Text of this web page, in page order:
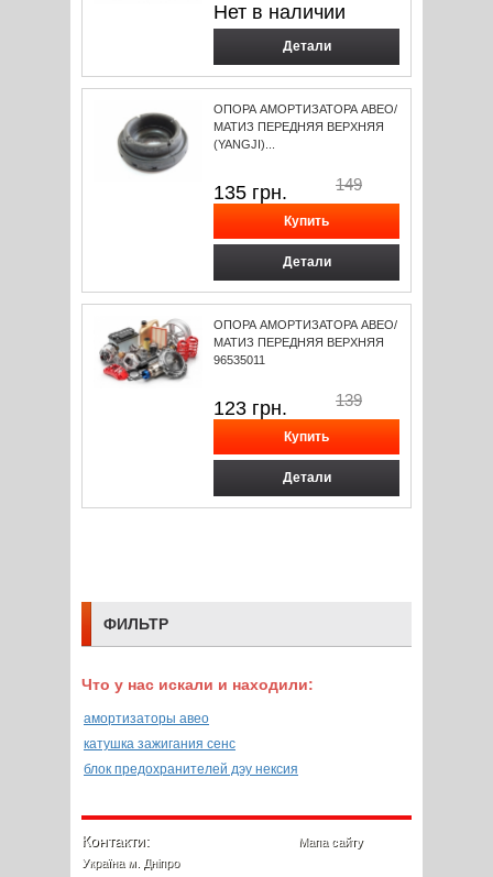
Нет в наличии
Детали
ОПОРА АМОРТИЗАТОРА АВЕО/
МАТИЗ ПЕРЕДНЯЯ ВЕРХНЯЯ
(YANGJI)...
135 грн. 149
Детали
ОПОРА АМОРТИЗАТОРА АВЕО/
МАТИЗ ПЕРЕДНЯЯ ВЕРХНЯЯ
96535011
123 грн. 139
Детали
ФИЛЬТР
Что у нас искали и находили:
амортизаторы авео
катушка зажигания сенс
блок предохранителей дэу нексия
Контакти:
Україна м. Дніпро
Мапа сайту